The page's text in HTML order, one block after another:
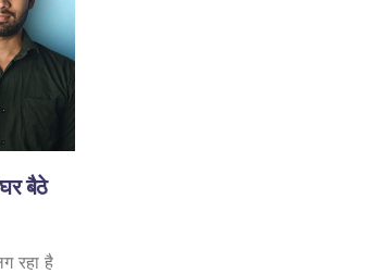
बैठे
रहा है